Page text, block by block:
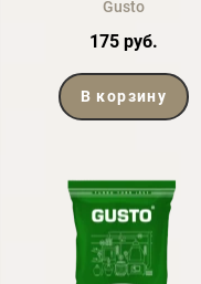
Gusto
175 руб.
В корзину